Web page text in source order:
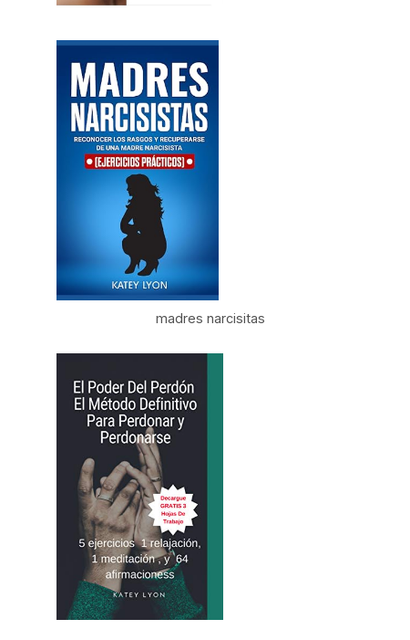
Frases De Resiliencia
madres narcisitas